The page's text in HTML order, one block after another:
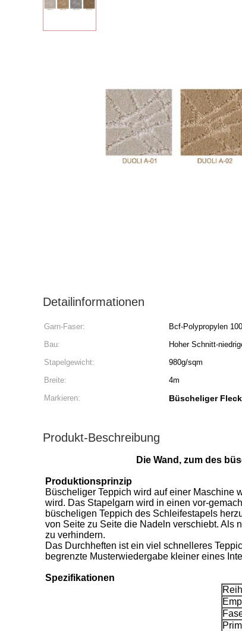
Detailinformationen
Garn-Faser: Bcf-Polypropylen
Bau:
Hoher Schnitt-
Stapelgewicht:
980g/sqm
Breite:
4m
Markieren:
Büscheliger
Produkt-Beschreibung
Die Wand, zum des
Produktionsprinzip
Büscheliger Teppich wird auf einer Maschine
wird. Das Stapelgarn wird in einen vor-
büscheligen Teppich des Schleifestapels
von Seite zu Seite die Nadeln verschiebt. Als
zu verhindern.
Das Durchheften ist ein viel schnelleres
begrenzte Musterwiedergabe kleiner eines
Spezifikationen